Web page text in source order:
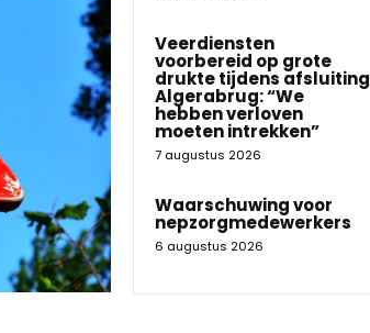
Veerdiensten
voorbereid op grote
drukte tijdens afsluiting
Algerabrug: “We
hebben verloven
moeten intrekken”
7 augustus 2026
Waarschuwing voor
nepzorgmedewerkers
6 augustus 2026